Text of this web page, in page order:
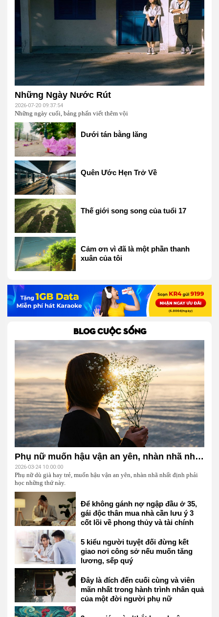
Những Ngày Nước Rút
2026-07-20 09:37:54
Những ngày cuối, bảng phấn viết thêm vội
Dưới tán bằng lăng
Quên Ước Hẹn Trở Về
Thế giới song song của tuổi 17
Cảm ơn vì đã là một phần thanh
xuân của tôi
BLOG CUỘC SỐNG
Phụ nữ muốn hậu vận an yên, nhàn nhã nhất định phải học những thứ này
2026-03-24 10:00:00
Phụ nữ dù già hay trẻ, muốn hậu vận an yên, nhàn nhã nhất định phải
học những thứ này.
Để không gánh nợ ngập đầu ở 35,
gái độc thân mua nhà cần lưu ý 3
cốt lõi về phong thủy và tài chính
5 kiểu người tuyệt đối đừng kết
giao nơi công sở nếu muốn tăng
lương, sếp quý
Đây là đích đến cuối cùng và viên
mãn nhất trong hành trình nhân quả
của một đời người phụ nữ